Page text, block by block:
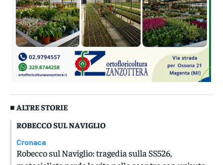
■ ALTRE STORIE
ROBECCO SUL NAVIGLIO
Cronaca
Robecco sul Naviglio: tragedia sulla SS526,